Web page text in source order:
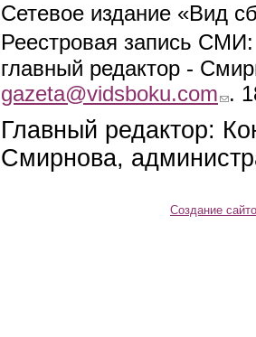
Сетевое издание «Вид
Реестровая запись СМИ:
главный редактор -
gazeta@vidsboku.com (link
.
Главный редактор:
Смирнова,
Создание